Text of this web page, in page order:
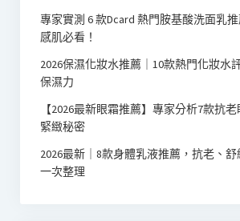
專家實測 6 款Dcard 熱門胺基酸洗面乳
感肌必看！
2026保濕化妝水推薦｜10款熱門化妝水
保濕力
【2026最新眼霜推薦】專家分析7款抗
緊緻秘密
2026最新｜8款身體乳液推薦，抗老、
一次整理